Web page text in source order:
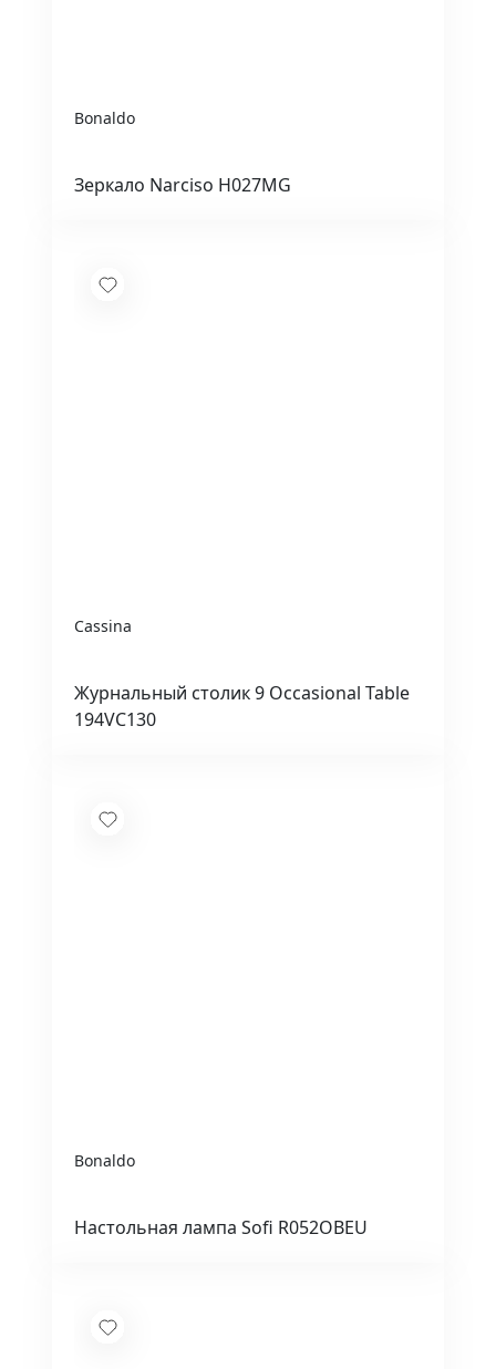
Bonaldo
Зеркало Narciso H027MG
Cassina
Журнальный столик 9 Occasional Table
194VC130
Bonaldo
Настольная лампа Sofi R052OBEU